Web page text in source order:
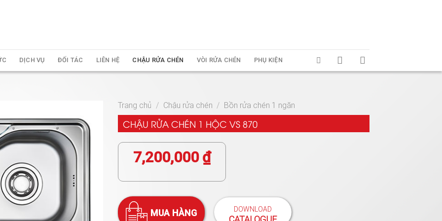
DỊCH VỤ ĐỐI TÁC LIÊN HỆ CHẬU RỬA CHÉN VÒI RỬA CHÉN PHỤ KIỆN
Trang chủ / Chậu rửa chén / Bồn rửa chén 1 ngăn
CHẬU RỬA CHÉN 1 HỘC VS 870
7,200,000 ₫
MUA HÀNG DOWNLOAD